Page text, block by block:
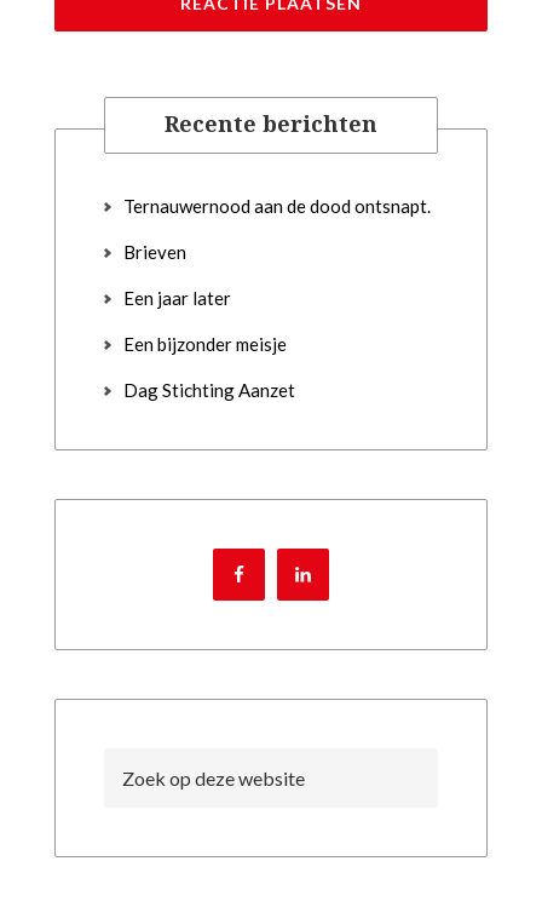
Recente berichten
Ternauwernood aan de dood ontsnapt.
Brieven
Een jaar later
Een bijzonder meisje
Dag Stichting Aanzet